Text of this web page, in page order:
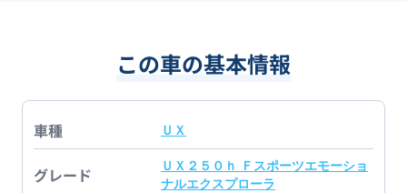
この車の基本情報
車種 ＵＸ
グレード
ＵＸ２５０ｈ Ｆスポーツエモーショ
ナルエクスプローラ